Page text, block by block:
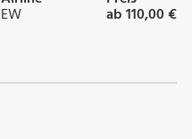
EW ab 110,00 €